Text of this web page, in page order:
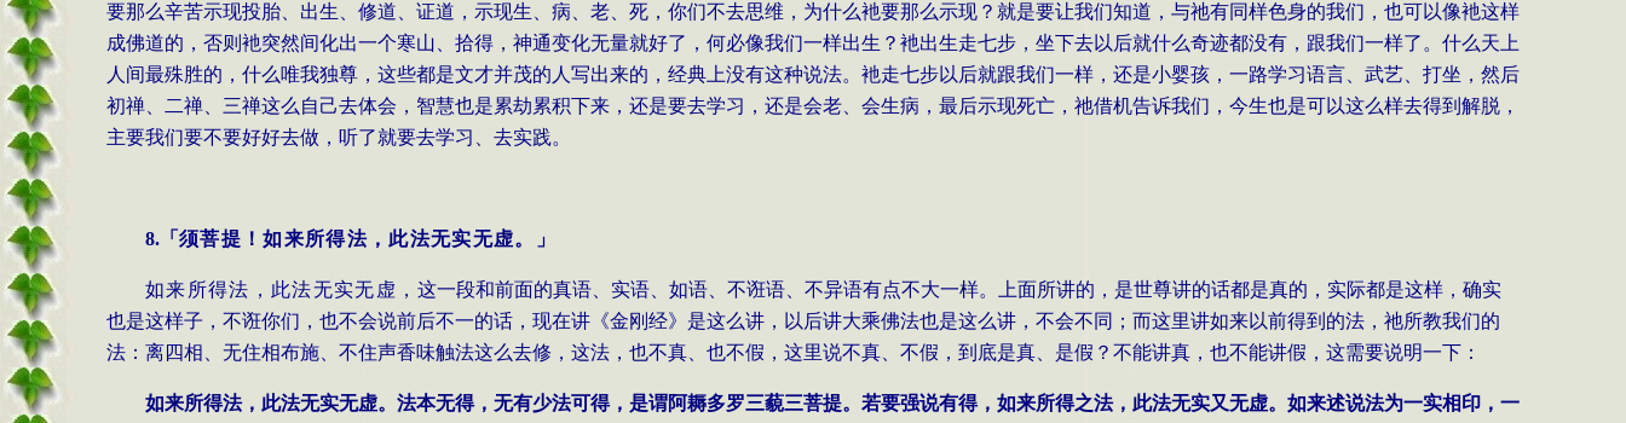
要那么辛苦示现投胎、出生、修道、证道，示现生、病、老、死，你们不去思维，为什么衪要那么示现？就是要让我们知道，与祂有同样色身的我们，也可以像衪这样
成佛道的，否则衪突然间化出一个寒山、拾得，神通变化无量就好了，何必像我们一样出生？衪出生走七步，坐下去以后就什么奇迹都没有，跟我们一样了。什么天上
人间最殊胜的，什么唯我独尊，这些都是文才并茂的人写出来的，经典上没有这种说法。衪走七步以后就跟我们一样，还是小婴孩，一路学习语言、武艺、打坐，然后
初禅、二禅、三禅这么自己去体会，智慧也是累劫累积下来，还是要去学习，还是会老、会生病，最后示现死亡，祂借机告诉我们，今生也是可以这么样去得到解脱，
主要我们要不要好好去做，听了就要去学习、去实践。
8. 「 须菩提！如来所得法，此法无实无虚。」
如来所得法，此法无实无虚，这一段和前面的真语、实语、如语、不诳语、不异语有点不大一样。上面所讲的，是世尊讲的话都是真的，实际都是这样，确实
也是这样子，不诳你们，也不会说前后不一的话，现在讲《金刚经》是这么讲，以后讲大乘佛法也是这么讲，不会不同；而这里讲如来以前得到的法，祂所教我们的
法：离四相、无住相布施、不住声香味触法这么去修，这法，也不真、也不假，这里说不真、不假，到底是真、是假？不能讲真，也不能讲假，这需要说明一下：
如来所得法，此法无实无虚。法本无得，无有少法可得，是谓阿耨多罗三藐三菩提。若要强说有得，如来所得之法，此法无实又无虚。如来述说法为一实相印，一